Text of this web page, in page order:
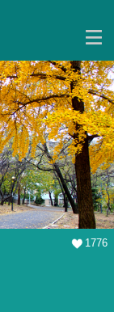
1776